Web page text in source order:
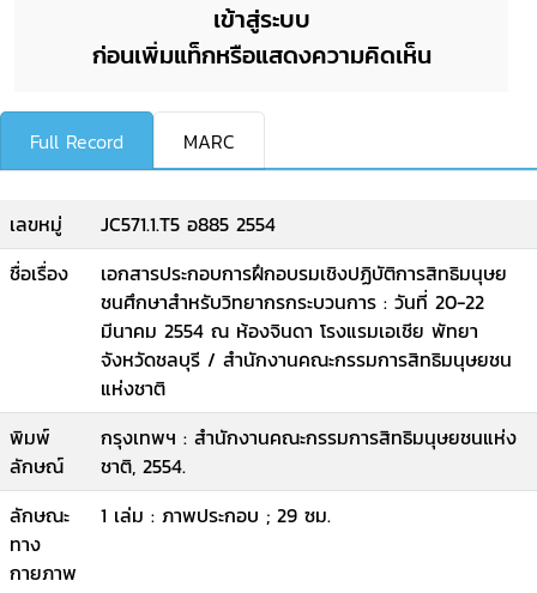
เข้าสู่ระบบ
ก่อนเพิ่มแท็กหรือแสดงความคิดเห็น
Full Record MARC
เลขหมู่
JC571.1.T5 อ885 2554
ชื่อเรื่อง
เอกสารประกอบการฝึกอบรมเชิงปฏิบัติการสิทธิมนุษย
ชนศึกษาสำหรับวิทยากรกระบวนการ : วันที่ 20-22
มีนาคม 2554 ณ ห้องจินดา โรงแรมเอเชีย พัทยา
จังหวัดชลบุรี / สำนักงานคณะกรรมการสิทธิมนุษยชน
แห่งชาติ
พิมพ์
ลักษณ์
กรุงเทพฯ : สำนักงานคณะกรรมการสิทธิมนุษยชนแห่ง
ชาติ, 2554.
ลักษณะ
ทาง
กายภาพ
1 เล่ม : ภาพประกอบ ; 29 ซม.